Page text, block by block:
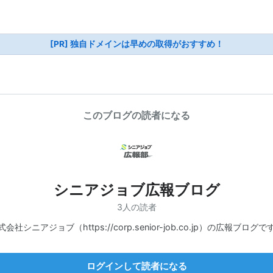
[PR] 独自ドメインは早めの取得がおすすめ！
このブログの読者になる
シニアジョブ広報ブログ
3人の読者
会社シニアジョブ（https://corp.senior-job.co.jp）の広報ブログで
ログインして読者になる